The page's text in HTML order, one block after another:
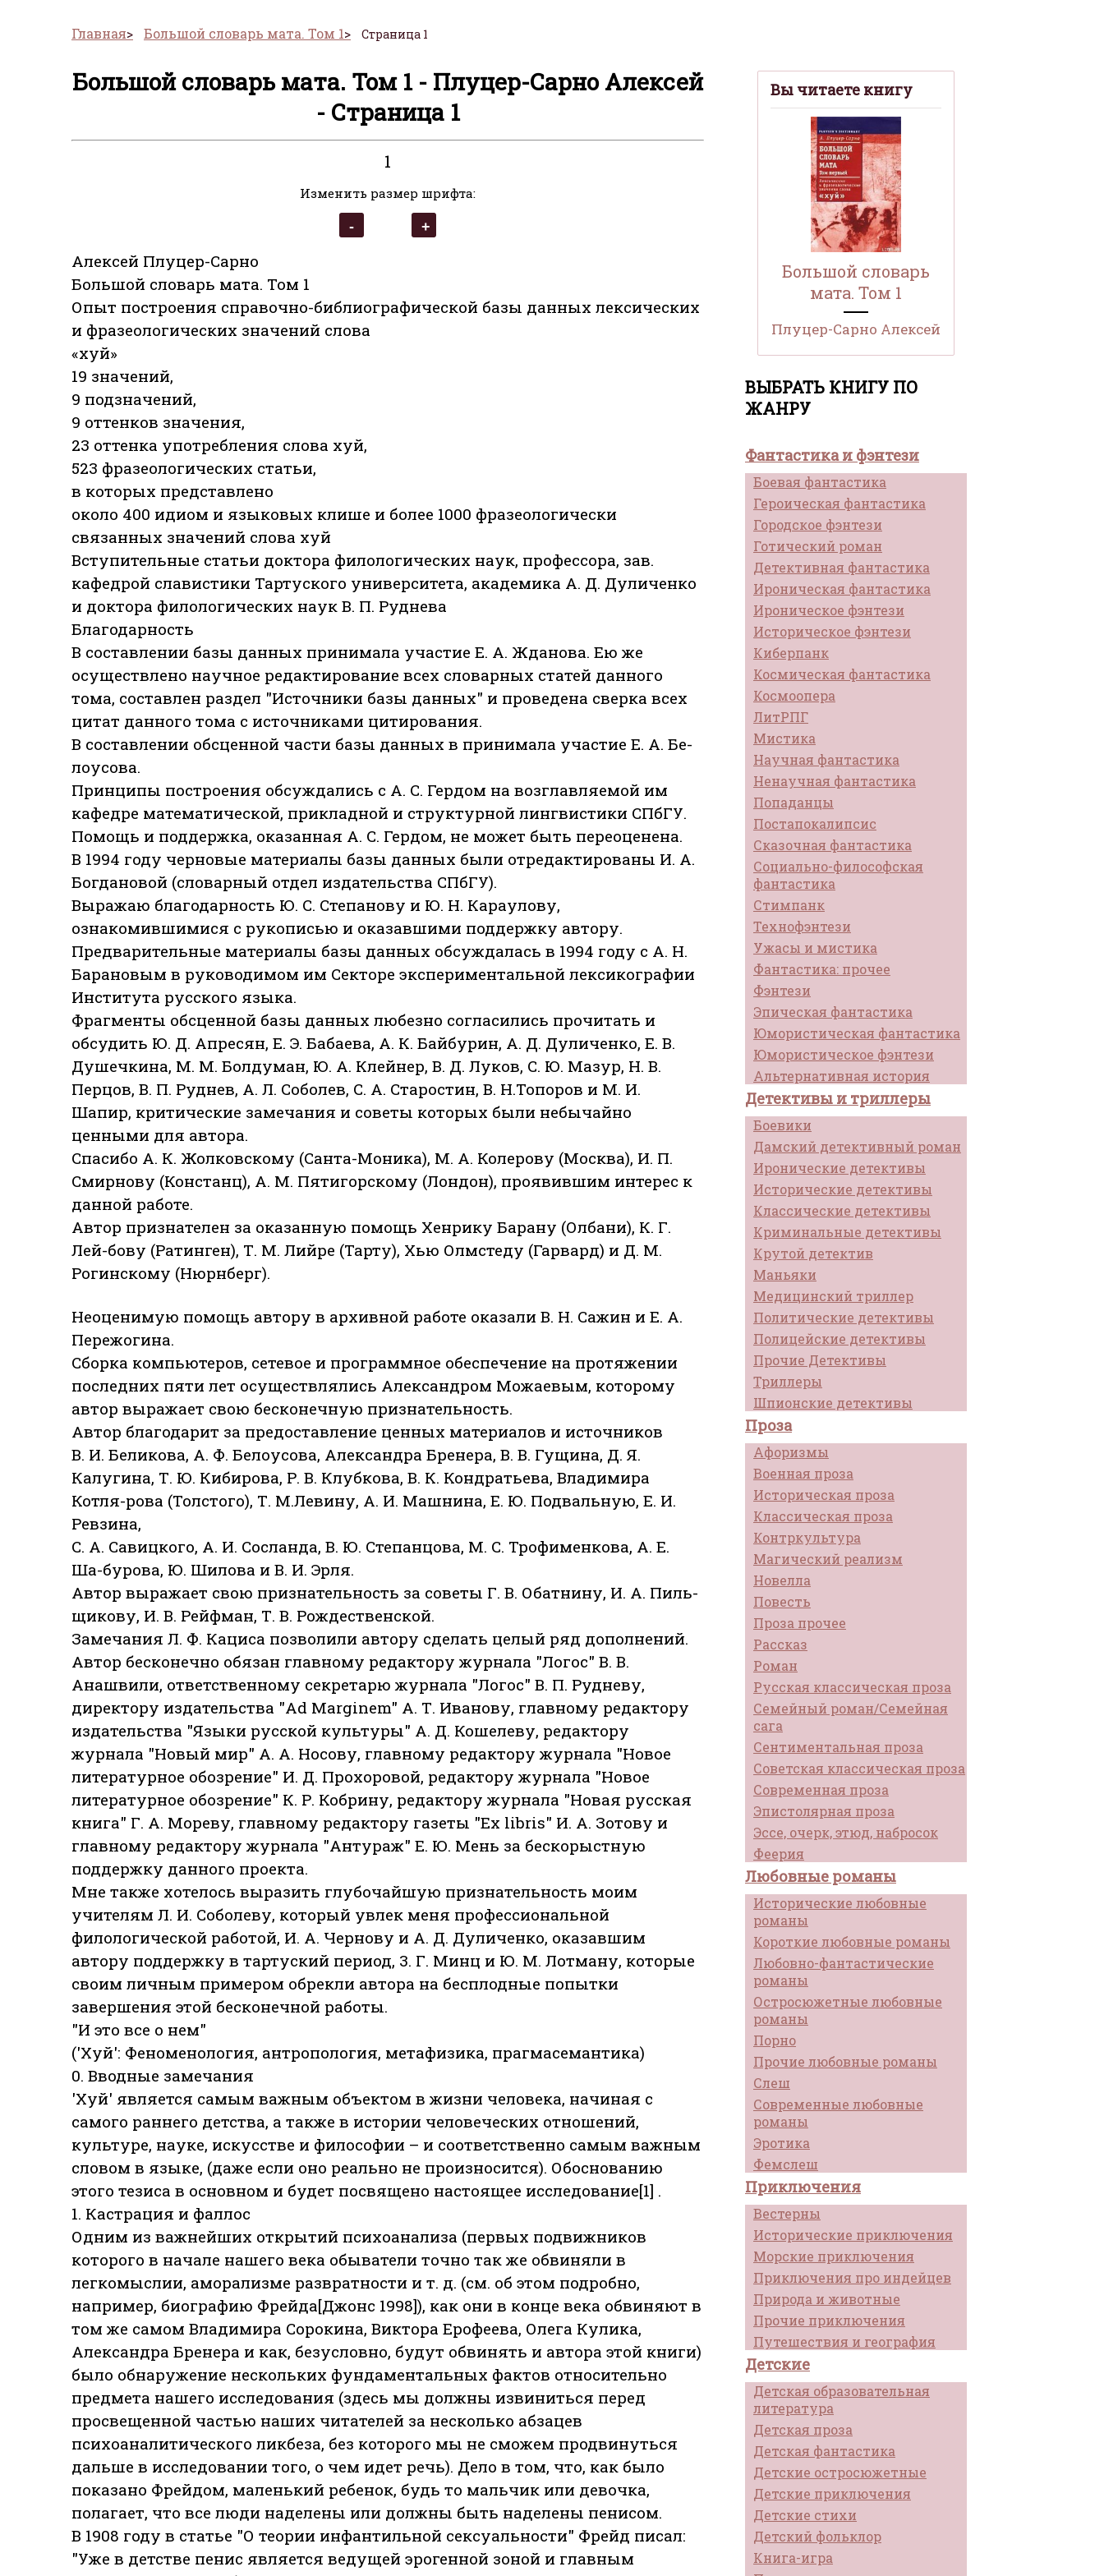
Главная Большой словарь мата. Том 1 Страница 1
Вы читаете книгу
Большой словарь
мата. Том 1
Плуцер-Сарно Алексей
ВЫБРАТЬ КНИГУ ПО
ЖАНРУ
Фантастика и фэнтези
Боевая фантастика
Героическая фантастика
Городское фэнтези
Готический роман
Детективная фантастика
Ироническая фантастика
Ироническое фэнтези
Историческое фэнтези
Киберпанк
Космическая фантастика
Космоопера
ЛитРПГ
Мистика
Научная фантастика
Ненаучная фантастика
Попаданцы
Постапокалипсис
Сказочная фантастика
Социально-философская
фантастика
Стимпанк
Технофэнтези
Ужасы и мистика
Фантастика: прочее
Фэнтези
Эпическая фантастика
Юмористическая фантастика
Юмористическое фэнтези
Альтернативная история
Детективы и триллеры
Боевики
Дамский детективный роман
Иронические детективы
Исторические детективы
Классические детективы
Криминальные детективы
Крутой детектив
Маньяки
Медицинский триллер
Политические детективы
Полицейские детективы
Прочие Детективы
Триллеры
Шпионские детективы
Проза
Афоризмы
Военная проза
Историческая проза
Классическая проза
Контркультура
Магический реализм
Новелла
Повесть
Проза прочее
Рассказ
Роман
Русская классическая проза
Семейный роман/Семейная
сага
Сентиментальная проза
Советская классическая проза
Современная проза
Эпистолярная проза
Эссе, очерк, этюд, набросок
Феерия
Любовные романы
Исторические любовные
романы
Короткие любовные романы
Любовно-фантастические
романы
Остросюжетные любовные
романы
Порно
Прочие любовные романы
Слеш
Современные любовные
романы
Эротика
Фемслеш
Приключения
Вестерны
Исторические приключения
Морские приключения
Приключения про индейцев
Природа и животные
Прочие приключения
Путешествия и география
Детские
Детская образовательная
литература
Детская проза
Детская фантастика
Детские остросюжетные
Детские приключения
Детские стихи
Детский фольклор
Книга-игра
Большой словарь мата. Том 1 - Плуцер-Сарно Алексей
- Страница 1
1
Изменить размер шрифта:
Алексей Плуцер-Сарно
Большой словарь мата. Том 1
Опыт построения справочно-библиографической базы данных лексических
и фразеологических значений слова
«хуй»
19 значений,
9 подзначений,
9 оттенков значения,
23 оттенка употребления слова хуй,
523 фразеологических статьи,
в которых представлено
около 400 идиом и языковых клише и более 1000 фразеологически
связанных значений слова хуй
Вступительные статьи доктора филологических наук, профессора, зав.
кафедрой славистики Тартуского университета, академика A. Д. Дуличенко
и доктора филологических наук B. П. Руднева
Благодарность
В составлении базы данных принимала участие Е. А. Жданова. Ею же
осуществлено научное редактирование всех словарных статей данного
тома, составлен раздел "Источники базы данных" и проведена сверка всех
цитат данного тома с источниками цитирования.
В составлении обсценной части базы данных в принимала участие Е. А. Бе-
лоусова.
Принципы построения обсуждались с А. С. Гердом на возглавляемой им
кафедре математической, прикладной и структурной лингвистики СПбГУ.
Помощь и поддержка, оказанная А. С. Гердом, не может быть переоценена.
В 1994 году черновые материалы базы данных были отредактированы И. А.
Богдановой (словарный отдел издательства СПбГУ).
Выражаю благодарность Ю. С. Степанову и Ю. Н. Караулову,
ознакомившимися с рукописью и оказавшими поддержку автору.
Предварительные материалы базы данных обсуждалась в 1994 году с А. Н.
Барановым в руководимом им Секторе экспериментальной лексикографии
Института русского языка.
Фрагменты обсценной базы данных любезно согласились прочитать и
обсудить Ю. Д. Апресян, Е. Э. Бабаева, А. К. Байбурин, А. Д. Дуличенко, Е. В.
Душечкина, М. М. Болдуман, Ю. А. Клейнер, В. Д. Луков, С. Ю. Мазур, Н. В.
Перцов, В. П. Руднев, А. Л. Соболев, С. А. Старостин, В. Н.Топоров и М. И.
Шапир, критические замечания и советы которых были небычайно
ценными для автора.
Спасибо А. К. Жолковскому (Санта-Моника), М. А. Колерову (Москва), И. П.
Смирнову (Констанц), А. М. Пятигорскому (Лондон), проявившим интерес к
данной работе.
Автор признателен за оказанную помощь Хенрику Барану (Олбани), К. Г.
Лей-бову (Ратинген), Т. М. Лийре (Тарту), Хью Олмстеду (Гарвард) и Д. М.
Рогинскому (Нюрнберг).
Неоценимую помощь автору в архивной работе оказали В. Н. Сажин и Е. А.
Пережогина.
Сборка компьютеров, сетевое и программное обеспечение на протяжении
последних пяти лет осуществлялись Александром Можаевым, которому
автор выражает свою бесконечную признательность.
Автор благодарит за предоставление ценных материалов и источников
B. И. Беликова, А. Ф. Белоусова, Александра Бренера, В. В. Гущина, Д. Я.
Калугина, Т. Ю. Кибирова, Р. В. Клубкова, В. К. Кондратьева, Владимира
Котля-рова (Толстого), Т. М.Левину, А. И. Машнина, Е. Ю. Подвальную, Е. И.
Ревзина,
C. А. Савицкого, А. И. Сосланда, В. Ю. Степанцова, М. С. Трофименкова, А. Е.
Ша-бурова, Ю. Шилова и В. И. Эрля.
Автор выражает свою признательность за советы Г. В. Обатнину, И. А. Пиль-
щикову, И. В. Рейфман, Т. В. Рождественской.
Замечания Л. Ф. Кациса позволили автору сделать целый ряд дополнений.
Автор бесконечно обязан главному редактору журнала "Логос" В. В.
Анашвили, ответственному секретарю журнала "Логос" В. П. Рудневу,
директору издательства "Ad Marginem" А. Т. Иванову, главному редактору
издательства "Языки русской культуры" А. Д. Кошелеву, редактору
журнала "Новый мир" А. А. Носову, главному редактору журнала "Новое
литературное обозрение" И. Д. Прохоровой, редактору журнала "Новое
литературное обозрение" К. Р. Кобрину, редактору журнала "Новая русская
книга" Г. А. Мореву, главному редактору газеты "Ex libris" И. А. Зотову и
главному редактору журнала "Антураж" Е. Ю. Мень за бескорыстную
поддержку данного проекта.
Мне также хотелось выразить глубочайшую признательность моим
учителям Л. И. Соболеву, который увлек меня профессиональной
филологической работой, И. А. Чернову и А. Д. Дуличенко, оказавшим
автору поддержку в тартуский период, 3. Г. Минц и Ю. М. Лотману, которые
своим личным примером обрекли автора на бесплодные попытки
завершения этой бесконечной работы.
"И это все о нем"
('Хуй': Феноменология, антропология, метафизика, прагмасемантика)
0. Вводные замечания
'Хуй' является самым важным объектом в жизни человека, начиная с
самого раннего детства, а также в истории человеческих отношений,
культуре, науке, искусстве и философии – и соответственно самым важным
словом в языке, (даже если оно реально не произносится). Обоснованию
этого тезиса в основном и будет посвящено настоящее исследование[1] .
1. Кастрация и фаллос
Одним из важнейших открытий психоанализа (первых подвижников
которого в начале нашего века обыватели точно так же обвиняли в
легкомыслии, аморализме развратности и т. д. (см. об этом подробно,
например, биографию Фрейда[Джонс 1998]), как они в конце века обвиняют в
том же самом Владимира Сорокина, Виктора Ерофеева, Олега Кулика,
Александра Бренера и как, безусловно, будут обвинять и автора этой книги)
было обнаружение нескольких фундаментальных фактов относительно
предмета нашего исследования (здесь мы должны извиниться перед
просвещенной частью наших читателей за несколько абзацев
психоаналитического ликбеза, без которого мы не сможем продвинуться
дальше в исследовании того, о чем идет речь). Дело в том, что, как было
показано Фрейдом, маленький ребенок, будь то мальчик или девочка,
полагает, что все люди наделены или должны быть наделены пенисом.
В 1908 году в статье "О теории инфантильной сексуальности" Фрейд писал:
"Уже в детстве пенис является ведущей эрогенной зоной и главным